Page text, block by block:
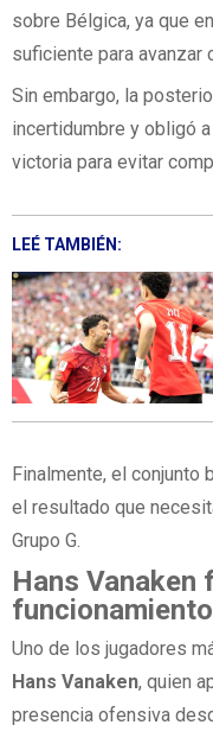
sobre Bélgica, ya que
suficiente para avanzar
Sin embargo, la
incertidumbre y obligó
victoria para evitar
LEÉ TAMBIÉN:
Finalmente, el conjunto
el resultado que
Grupo G.
Hans Vanaken
Uno de los jugadores
Hans Vanaken, quien
presencia ofensiva